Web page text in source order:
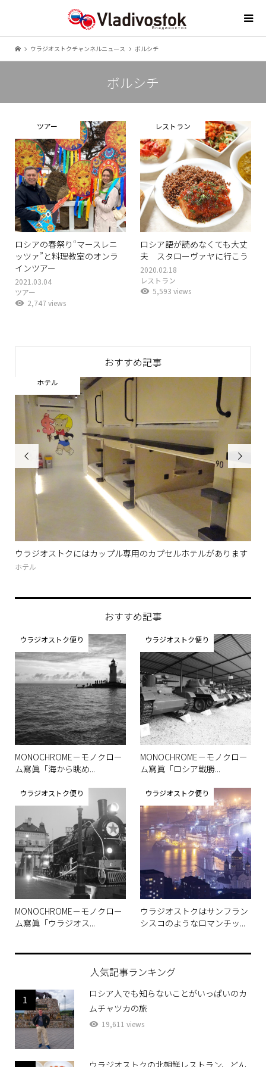
ウラジオストクチャンネルニュース ボルシチ
ボルシチ
ツアー
ロシアの春祭り“マースレニ
ッツァ”と料理教室のオンラ
インツアー
2021.03.04
ツアー
2,747 views
レストラン
ロシア語が読めなくても大丈
夫 スタローヴァヤに行こう
2020.02.18
レストラン
5,593 views
おすすめ記事

ウラジオストクにはカップル専用のカプセルホテルがあります
ホテル
ホテル

おすすめ記事
ウラジオストク便り
MONOCHROME－モノクロー
ム寫眞「海から眺め...
ウラジオストク便り
MONOCHROME－モノクロー
ム寫眞「ロシア戦勝...
ウラジオストク便り
MONOCHROME－モノクロー
ム寫眞「ウラジオス...
ウラジオストク便り
ウラジオストクはサンフラン
シスコのようなロマンチッ...
人気記事ランキング
1
ロシア人でも知らないことがいっぱいのカ
ムチャツカの旅
19,611 views
ウラジオストクの北朝鮮レストラン、どん